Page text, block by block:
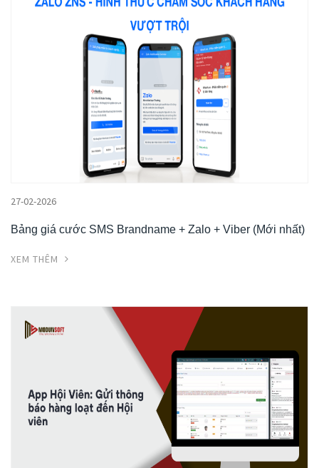
27-02-2026
Bảng giá cước SMS Brandname + Zalo + Viber (Mới nhất)
XEM THÊM